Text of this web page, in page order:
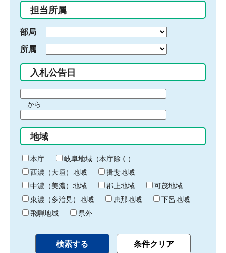
入
力
担当所属
部局
所属
入札公告日
間
始
り
から
間
終
わ
り
地域
本庁
岐阜地域（本庁除く）
西濃（大垣）地域
揖斐地域
中濃（美濃）地域
郡上地域
可茂地域
東濃（多治見）地域
恵那地域
下呂地域
飛騨地域
県外